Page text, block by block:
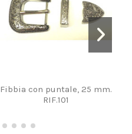
Fibbia con puntale, 25 mm.
RIF.101